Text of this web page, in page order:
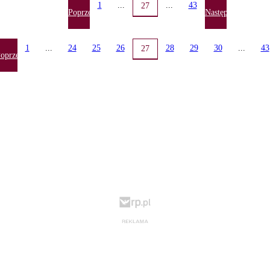
Poprzednia
1 ... 27 ... 43
Następna
1 ... 24 25 26 27 28 29 30 ... 43